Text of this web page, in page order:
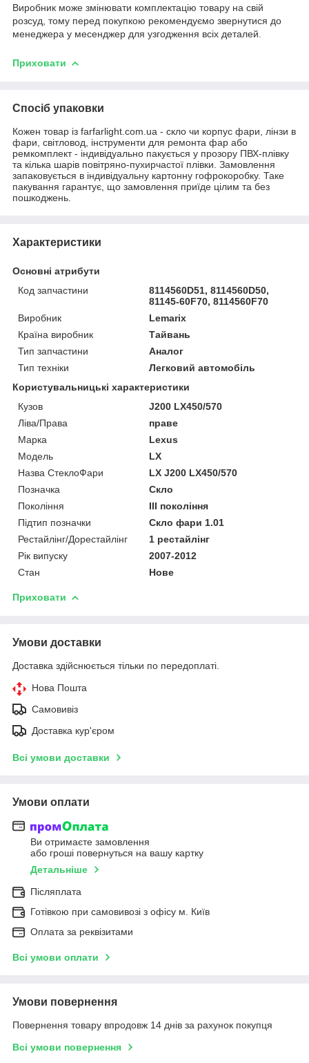
Виробник може змінювати комплектацію товару на свій
розсуд, тому перед покупкою рекомендуємо звернутися до
менеджера у месенджер для узгодження всіх деталей.
Приховати
Спосіб упаковки
Кожен товар із farfarlight.com.ua - скло чи корпус фари, лінзи в
фари, світловод, інструменти для ремонта фар або
ремкомплект - індивідуально пакується у прозору ПВХ-плівку
та кілька шарів повітряно-пухирчастої плівки. Замовлення
запаковується в індивідуальну картонну гофрокоробку. Таке
пакування гарантує, що замовлення приїде цілим та без
пошкоджень.
Характеристики
Основні атрибути
Код запчастини
8114560D51, 8114560D50,
81145-60F70, 8114560F70
Виробник
Lemarix
Країна виробник
Тайвань
Тип запчастини
Аналог
Тип техніки
Легковий автомобіль
Користувальницькі характеристики
Кузов
J200 LX450/570
Ліва/Права
праве
Марка
Lexus
Мoдель
LX
Назва СтеклоФари
LX J200 LX450/570
Позначка
Скло
Покоління
III покоління
Підтип позначки
Скло фари 1.01
Рестайлінг/Дорестайлінг
1 рестайлінг
Рік випуску
2007-2012
Стан
Нове
Приховати
Умови доставки
Доставка здійснюється тільки по передоплаті.
Нова Пошта
Самовивіз
Доставка кур'єром
Всі умови доставки
Умови оплати
Ви отримаєте замовлення
або гроші повернуться на вашу картку
Детальніше
Післяплата
Готівкою при самовивозі з офісу м. Київ
Оплата за реквізитами
Всі умови оплати
Умови повернення
Повернення товару впродовж 14 днів за рахунок покупця
Всі умови повернення